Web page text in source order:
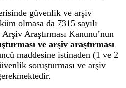
güvenlik ve arşiv
olmasa da 7315 sayılı
Araştırması Kanunu’nun
ve arşiv araştırması
maddesine istinaden (1 ve 2
soruşturması ve arşiv